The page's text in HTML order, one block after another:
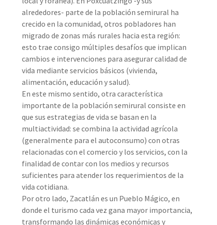
alrededores- parte de la población semirural ha
crecido en la comunidad, otros pobladores han
migrado de zonas más rurales hacia esta región:
esto trae consigo múltiples desafíos que implican
cambios e intervenciones para asegurar calidad de
vida mediante servicios básicos (vivienda,
alimentación, educación y salud).
En este mismo sentido, otra característica
importante de la población semirural consiste en
que sus estrategias de vida se basan en la
multiactividad: se combina la actividad agrícola
(generalmente para el autoconsumo) con otras
relacionadas con el comercio y los servicios, con la
finalidad de contar con los medios y recursos
suficientes para atender los requerimientos de la
vida cotidiana.
Por otro lado, Zacatlán es un Pueblo Mágico, en
donde el turismo cada vez gana mayor importancia,
transformando las dinámicas económicas y